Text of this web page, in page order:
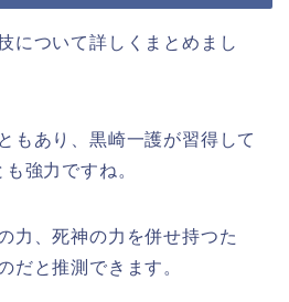
について詳しくまとめまし
もあり、黒崎一護が習得して
強力ですね。
力、死神の力を併せ持つた
だと推測できます。